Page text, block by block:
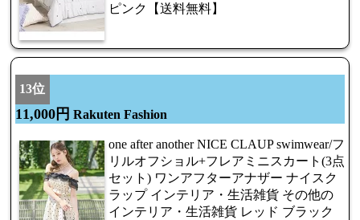
ピンク【送料無料】
13位
11,000円 Rakuten Fashion
one after another NICE CLAUP swimwear/フ
リルオフショル+フレアミニスカート(3点
セット) ワンアフターアナザー ナイスク
ラップ インテリア・生活雑貨 その他の
インテリア・生活雑貨 レッド ブラック